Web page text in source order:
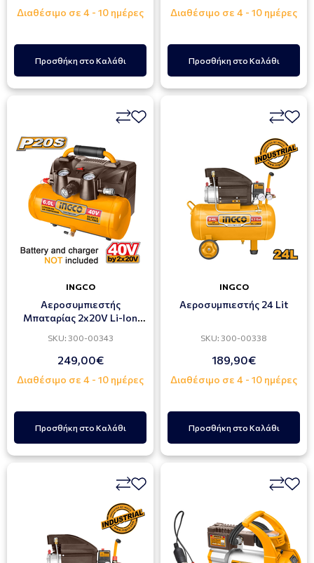
Διαθέσιμο σε 4 - 10 ημέρες
Προσθήκη στο Καλάθι
Διαθέσιμο σε 4 - 10 ημέρες
Προσθήκη στο Καλάθι
INGCO
Αεροσυμπιεστής
Μπαταρίας 2x20V Li-Ion
SKU: 300-00343
249,00€
Διαθέσιμο σε 4 - 10 ημέρες
Προσθήκη στο Καλάθι
INGCO
Αεροσυμπιεστής 24 Lit
SKU: 300-00338
189,90€
Διαθέσιμο σε 4 - 10 ημέρες
Προσθήκη στο Καλάθι